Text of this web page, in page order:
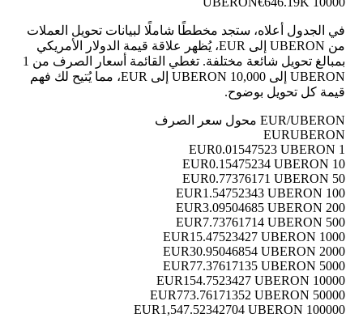
في الجدول أعلاه، ستجد مخططًا شاملًا لبيانات تحويل العملات
من UBERON إلى EUR، يُظهر علاقة قيمة الدولار الأمريكي
بمبالغ تحويل شائعة مختلفة. تغطي القائمة أسعار الصرف من 1
UBERON إلى 10,000 UBERON إلى EUR، مما يُتيح لك فهم
قيمة كل تحويل بوضوح.
EUR/UBERON محول سعر الصرف
EURUBERON
1 EUR
0.01547523 UBERON
10 EUR
0.15475234 UBERON
50 EUR
0.77376171 UBERON
100 EUR
1.54752343 UBERON
200 EUR
3.09504685 UBERON
500 EUR
7.73761714 UBERON
1000 EUR
15.47523427 UBERON
2000 EUR
30.95046854 UBERON
5000 EUR
77.37617135 UBERON
10000 EUR
154.7523427 UBERON
50000 EUR
773.76171352 UBERON
100000 EUR
1,547.52342704 UBERON